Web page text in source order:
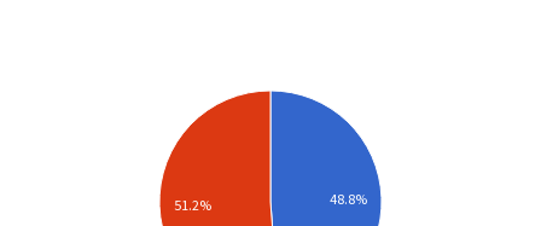
48.8%
51.2%